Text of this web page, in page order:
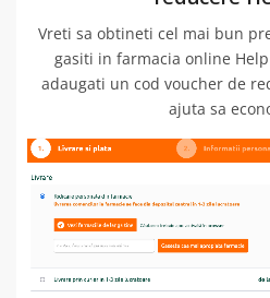
Vreti sa obtineti cel mai bun
gasiti in farmacia online
adaugati un cod voucher de
ajuta sa